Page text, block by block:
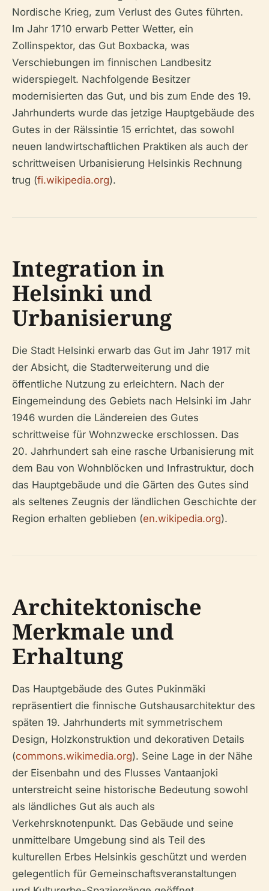
Nordische Krieg, zum Verlust des Gutes führten.
Im Jahr 1710 erwarb Petter Wetter, ein
Zollinspektor, das Gut Boxbacka, was
Verschiebungen im finnischen Landbesitz
widerspiegelt. Nachfolgende Besitzer
modernisierten das Gut, und bis zum Ende des 19.
Jahrhunderts wurde das jetzige Hauptgebäude des
Gutes in der Rälssintie 15 errichtet, das sowohl
neuen landwirtschaftlichen Praktiken als auch der
schrittweisen Urbanisierung Helsinkis Rechnung
trug (fi.wikipedia.org).
Integration in
Helsinki und
Urbanisierung
Die Stadt Helsinki erwarb das Gut im Jahr 1917 mit
der Absicht, die Stadterweiterung und die
öffentliche Nutzung zu erleichtern. Nach der
Eingemeindung des Gebiets nach Helsinki im Jahr
1946 wurden die Ländereien des Gutes
schrittweise für Wohnzwecke erschlossen. Das
20. Jahrhundert sah eine rasche Urbanisierung mit
dem Bau von Wohnblöcken und Infrastruktur, doch
das Hauptgebäude und die Gärten des Gutes sind
als seltenes Zeugnis der ländlichen Geschichte der
Region erhalten geblieben (en.wikipedia.org).
Architektonische
Merkmale und
Erhaltung
Das Hauptgebäude des Gutes Pukinmäki
repräsentiert die finnische Gutshausarchitektur des
späten 19. Jahrhunderts mit symmetrischem
Design, Holzkonstruktion und dekorativen Details
(commons.wikimedia.org). Seine Lage in der Nähe
der Eisenbahn und des Flusses Vantaanjoki
unterstreicht seine historische Bedeutung sowohl
als ländliches Gut als auch als
Verkehrsknotenpunkt. Das Gebäude und seine
unmittelbare Umgebung sind als Teil des
kulturellen Erbes Helsinkis geschützt und werden
gelegentlich für Gemeinschaftsveranstaltungen